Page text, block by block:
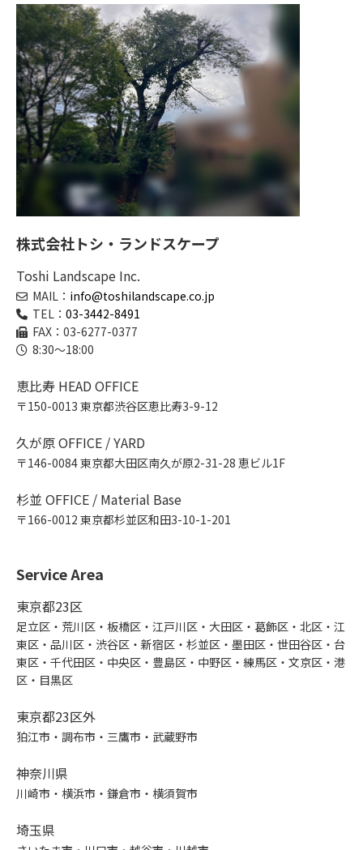
株式会社トシ・ランドスケープ
Toshi Landscape Inc.
MAIL： info@toshilandscape.co.jp
TEL： 03-3442-8491
FAX：03-6277-0377
8:30～18:00
恵比寿 HEAD OFFICE
〒150-0013 東京都渋谷区恵比寿3-9-12
久が原 OFFICE / YARD
〒146-0084 東京都大田区南久が原2-31-28 恵ビル1F
杉並 OFFICE / Material Base
〒166-0012 東京都杉並区和田3-10-1-201
Service Area
東京都23区
足立区・荒川区・板橋区・江戸川区・大田区・葛飾区・北区・江
東区・品川区・渋谷区・新宿区・杉並区・墨田区・世田谷区・台
東区・千代田区・中央区・豊島区・中野区・練馬区・文京区・港
区・目黒区
東京都23区外
狛江市・調布市・三鷹市・武蔵野市
神奈川県
川崎市・横浜市・鎌倉市・横須賀市
埼玉県